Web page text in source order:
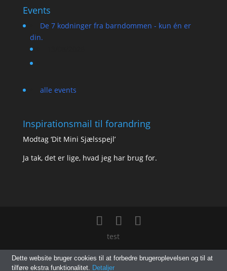
Events
De 7 kodninger fra barndommen - kun én er
din.
alle events
Inspirationsmail til forandring
Modtag ‘Dit Mini Sjælsspejl’
Ja tak, det er lige, hvad jeg har brug for.
test
Dette website bruger cookies til at forbedre brugeroplevelsen og til at
tilføre ekstra funktionalitet. Detaljer